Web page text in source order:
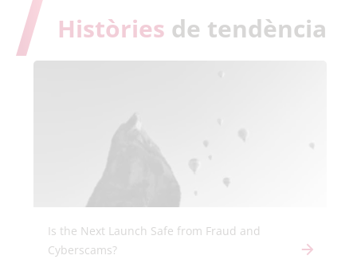
Is the Next Launch Safe from Fraud and
Cyberscams?
Històries de tendència